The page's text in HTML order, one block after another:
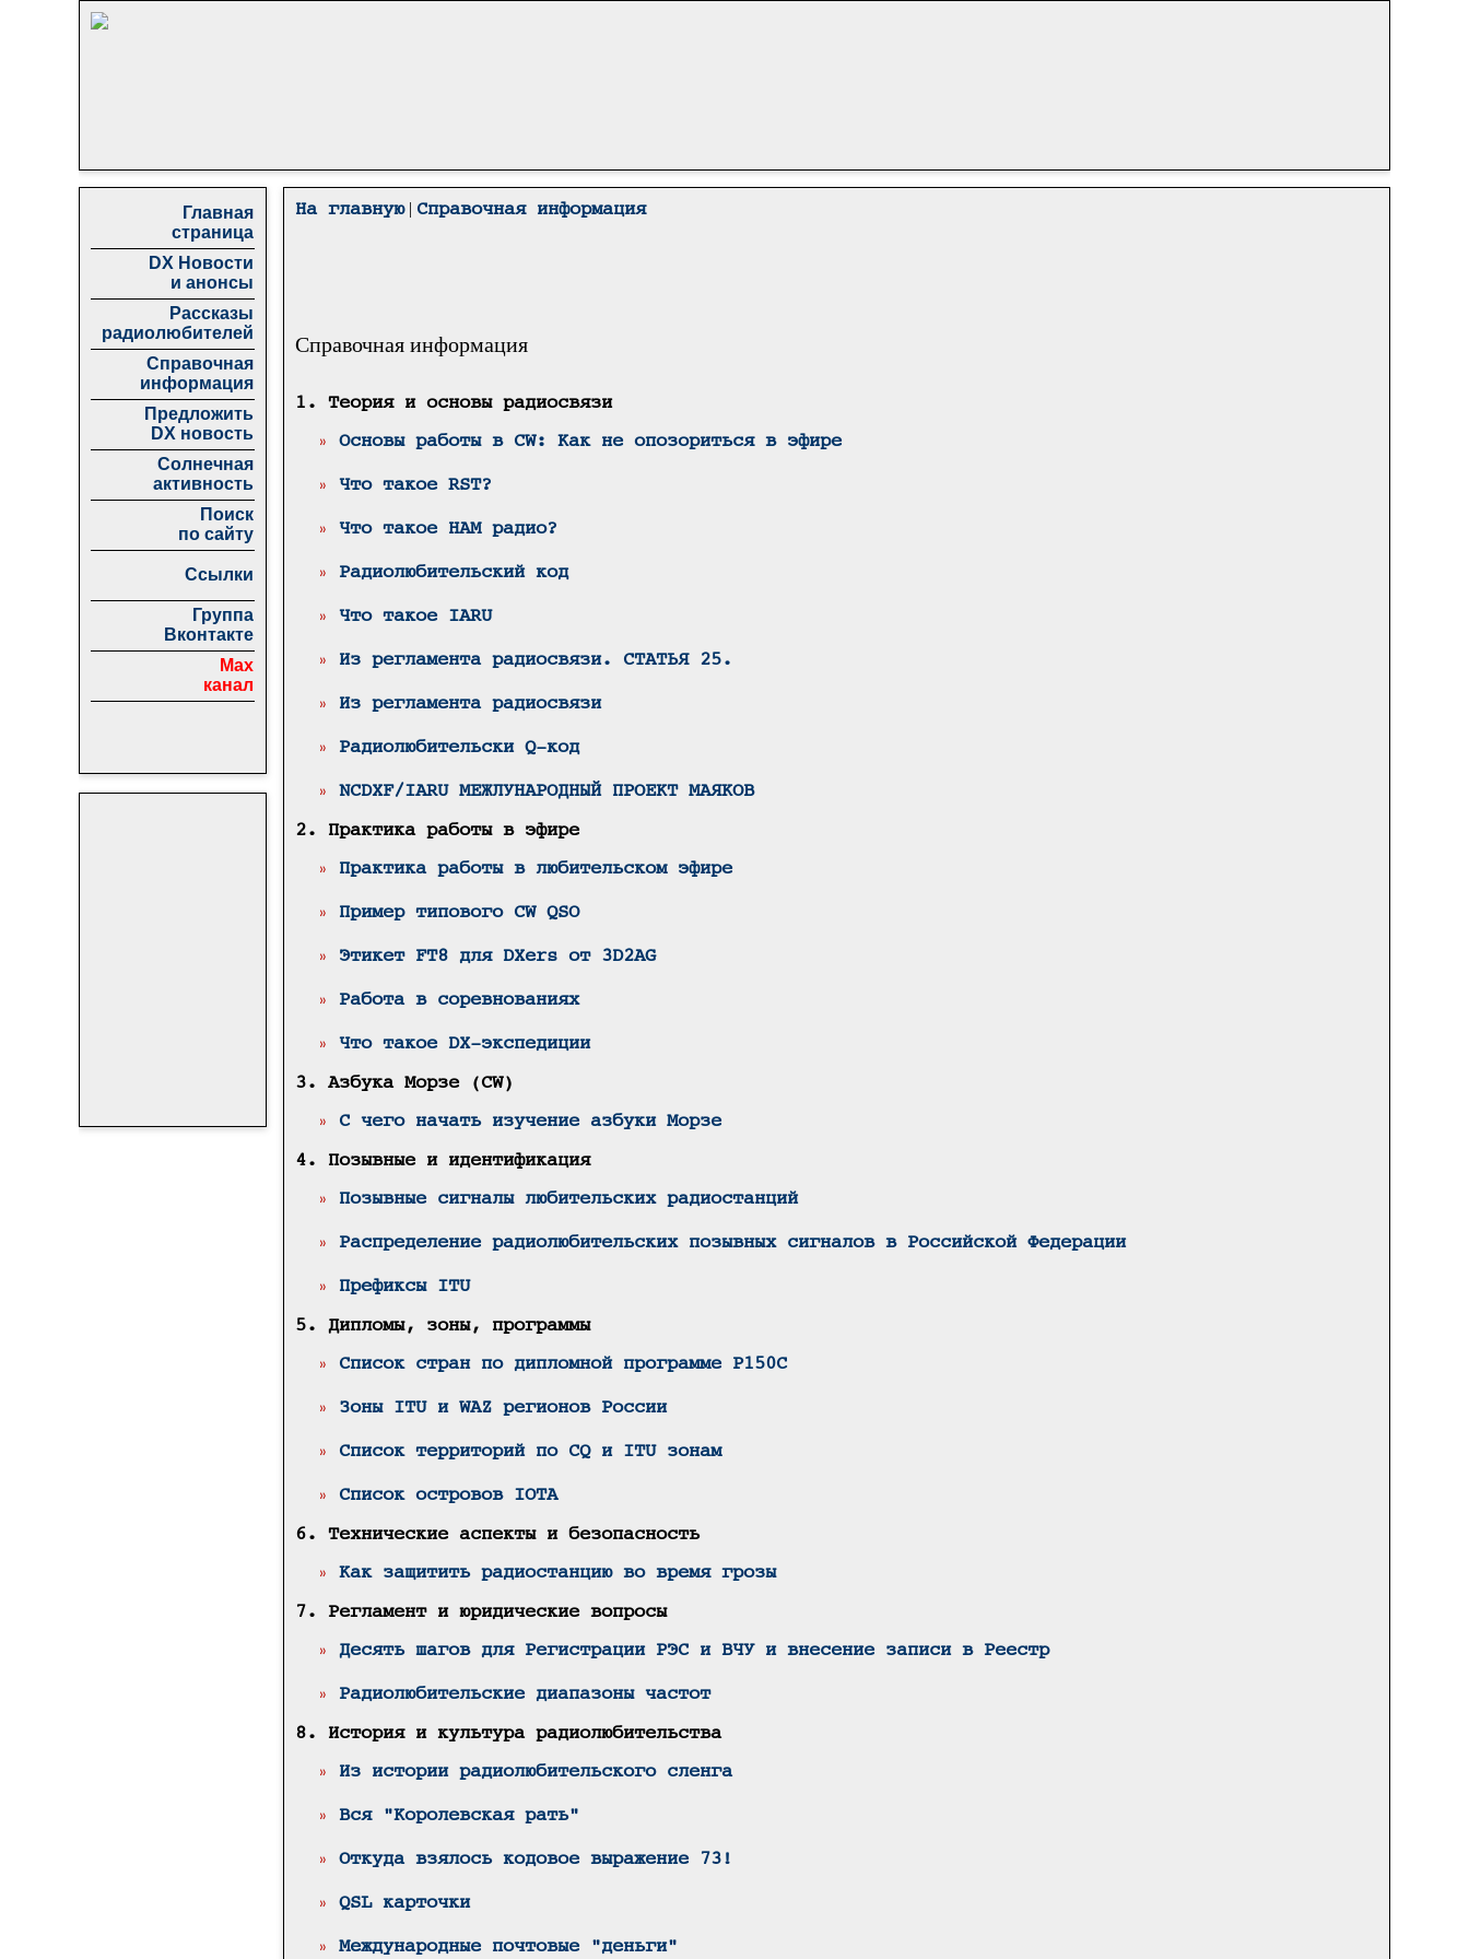
Главная
страница
DX Новости
и анонсы
Рассказы
радиолюбителей
Справочная
информация
Предложить
DX новость
Солнечная
активность
Поиск
по сайту
Ссылки
Группа
Вконтакте
Max
канал
На главную| Справочная информация
Справочная информация
1. Теория и основы радиосвязи
» Основы работы в CW: Как не опозориться в эфире
» Что такое RST?
» Что такое НАМ радио?
» Радиолюбительский код
» Что такое IARU
» Из регламента радиосвязи. СТАТЬЯ 25.
» Из регламента радиосвязи
» Радиолюбительски Q-код
» NCDXF/IARU МЕЖЛУНАРОДНЫЙ ПРОЕКТ МАЯКОВ
2. Практика работы в эфире
» Практика работы в любительском эфире
» Пример типового CW QSO
» Этикет FT8 для DXers от 3D2AG
» Работа в соревнованиях
» Что такое DX-экспедиции
3. Азбука Морзе (CW)
» C чего начать изучение азбуки Морзе
4. Позывные и идентификация
» Позывные сигналы любительских радиостанций
» Распределение радиолюбительских позывных сигналов в Российской Федерации
» Префиксы ITU
5. Дипломы, зоны, программы
» Список стран по дипломной программе Р150С
» Зоны ITU и WAZ регионов России
» Список территорий по CQ и ITU зонам
» Список островов IOTA
6. Технические аспекты и безопасность
» Как защитить радиостанцию во время грозы
7. Регламент и юридические вопросы
» Десять шагов для Регистрации РЭС и ВЧУ и внесение записи в Реестр
» Радиолюбительские диапазоны частот
8. История и культура радиолюбительства
» Из истории радиолюбительского сленга
» Вся "Королевская рать"
» Откуда взялось кодовое выражение 73!
» QSL карточки
» Международные почтовые "деньги"